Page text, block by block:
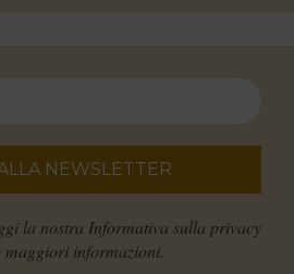
la nostra Informativa sulla privacy
maggiori informazioni.